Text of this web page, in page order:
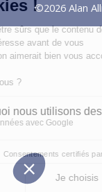
©2026 Alan